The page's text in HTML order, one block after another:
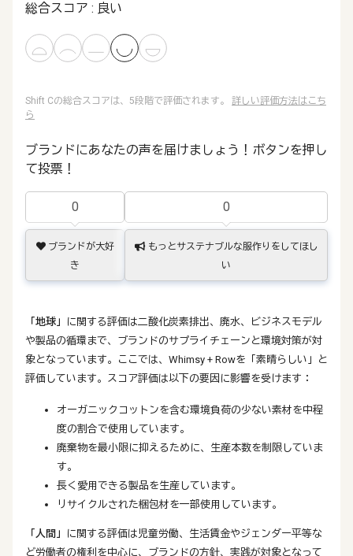
総合スコア : 良い
Shift Cの総合スコアは、5段階で評価されます。 詳しい評価方法はこち
ら
ブランドにあなたの声を届けましょう！ボタンを押し
て投票！
0
ブランドが大好
き
0
もっとサステナブルな服作りをしてほし
い
「地球」
に関する評価は二酸化炭素排出、廃水、ビジネスモデル
や製品の循環まで、ブランドのサプライチェーンと環境対策が対
象となっています。ここでは、Whimsy + Rowを「素晴らしい」と
評価しています。スコア評価は以下の要因に影響を受けます：
オーガニックコットンを含む環境負荷の少ない素材を中程
度の割合で使用しています。
廃棄物を最小限に抑えるために、生産本数を制限していま
す。
長く愛用できる製品を生産しています。
リサイクルされた梱包材を一部使用しています。
「人間」
に関する評価は児童労働、生活賃金やジェンダー平等な
ど労働者の権利を中心に、ブランドの方針、実践が対象となって